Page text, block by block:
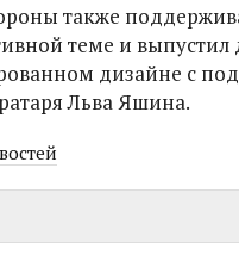
также
теме и выпустил
дизайне с
Льва Яшина.